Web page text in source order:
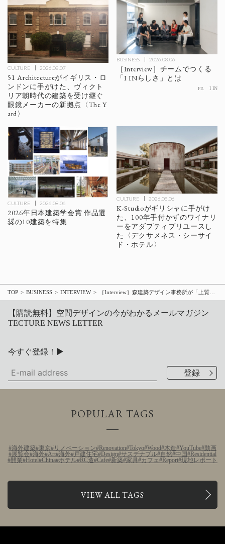
CULTURE 2026.08.07
51 Architectureがイギリス・ロ
ンドンに手がけた、ヴィクト
リア朝時代の建築を受け継ぐ
眼鏡メーカーの新拠点〈The Y
ard〉
BUSINESS 2026.08.06
［Interview］チームでつくる
「I INらしさ」とは
PR I IN
CULTURE 2026.08.06
2026年日本建築学会賞 作品選
奨の10建築を特集
CULTURE 2026.08.06
K-Studioがギリシャに手がけ
た、100年手付かずのワイナリ
ーをアダプティブリユースし
た〈デクサメネス・シーサイ
ド・ホテル〉
TOP BUSINESS INTERVIEW
【購読無料】空間デザインの今がわかるメールマガジン
TECTURE NEWS LETTER
今すぐ登録！▶
POPULAR TAGS
海外建築 東京 リノベーション Renovation Tokyo Wood 木造 YouTube 動画
展覧会 海外 Art 海外 戸建住宅 Design サステナブル 自然 中国
Residential
開業
Hotel China ホテル RC造 Cafe 新築 家具 カフェ Report 現地レポート
VIEW ALL TAGS